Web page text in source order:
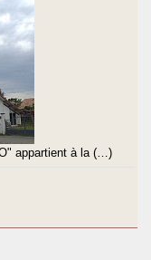
appartient à la (…)